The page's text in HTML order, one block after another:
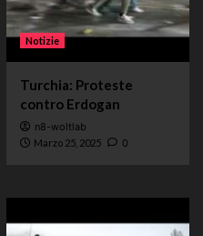
Notizie
Turchia: Proteste
contro Erdogan
n8-woltlab
Marzo 25, 2025 0